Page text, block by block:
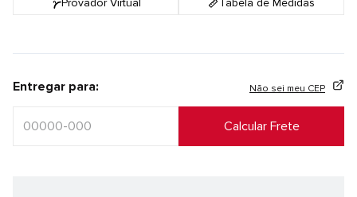
Entregar para: Não sei meu CEP